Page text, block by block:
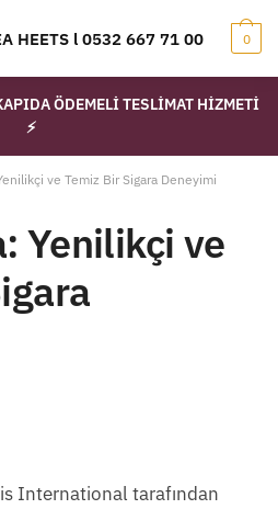
HEETS l 0532 667 71 00 0
ÖDEMELİ TESLİMAT HİZMETİ
⚡
ve Temiz Bir Sigara Deneyimi
Yenilikçi ve
International tarafından